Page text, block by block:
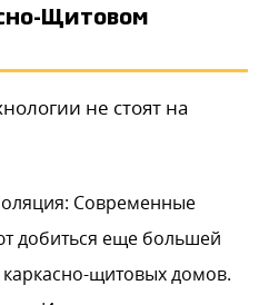
Щитовом
не стоят на
Современные
добиться еще большей
щитовых домов.